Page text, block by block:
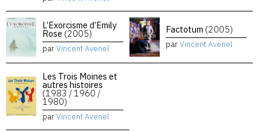
L’Exorcisme d’Emily
Rose (2005)
parVincent Avenel
Factotum (2005)
parVincent Avenel
Les Trois Moines et
autres histoires
(1983 / 1960 /
1980)
parVincent Avenel